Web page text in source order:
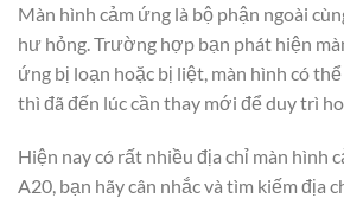
Màn hình cảm ứng là bộ phận ngoài
hư hỏng. Trường hợp bạn phát hiện
ứng bị loạn hoặc bị liệt, màn hình có
thì đã đến lúc cần thay mới để duy trì
Hiện nay có rất nhiều địa chỉ màn hình
A20, bạn hãy cân nhắc và tìm kiếm địa